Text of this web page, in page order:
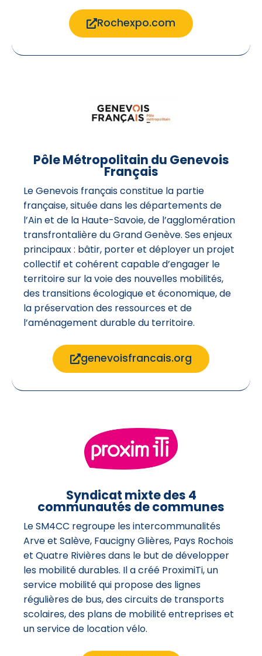
Rochexpo.com
Pôle Métropolitain du Genevois
Français
Le Genevois français constitue la partie
française, située dans les départements de
l’Ain et de la Haute-Savoie, de l’agglomération
transfrontalière du Grand Genève. Ses enjeux
principaux : bâtir, porter et déployer un projet
collectif et cohérent capable d’engager le
territoire sur la voie des nouvelles mobilités,
des transitions écologique et économique, de
la préservation des ressources et de
l’aménagement durable du territoire.
genevoisfrancais.org
Syndicat mixte des 4
communautés de communes
Le SM4CC regroupe les intercommunalités
Arve et Salève, Faucigny Glières, Pays Rochois
et Quatre Rivières dans le but de développer
les mobilité durables. Il a créé ProximiTi, un
service mobilité qui propose des lignes
régulières de bus, des circuits de transports
scolaires, des plans de mobilité entreprises et
un service de location vélo.